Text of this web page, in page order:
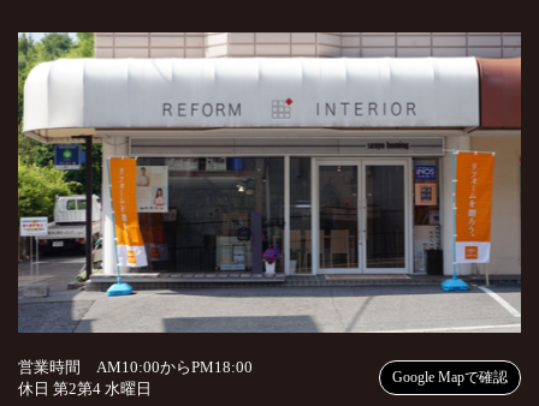
営業時間 AM10:00からPM18:00
休日 第2第4 水曜日
Google Mapで確認